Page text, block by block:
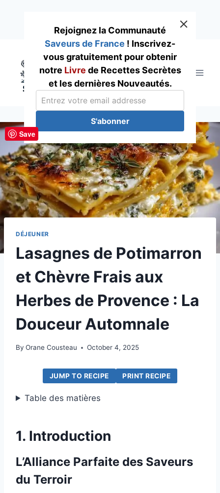
content
DÉJEUNER
Lasagnes de Potimarron
et Chèvre Frais aux
Herbes de Provence : La
Douceur Automnale
By Orane Cousteau October 4, 2025
JUMP TO RECIPE PRINT RECIPE
Table des matières
1. Introduction
L’Alliance Parfaite des Saveurs
du Terroir
Rejoignez la Communauté
Saveurs de France ! Inscrivez-
vous gratuitement pour obtenir
notre Livre de Recettes Secrètes
et les dernières Nouveautés.
S'abonner
Save